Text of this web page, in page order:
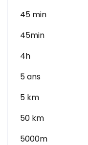
45 min
45min
4h
5 ans
5 km
50 km
5000m